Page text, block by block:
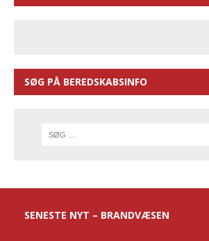
SØG PÅ BEREDSKABSINFO
SENESTE NYT – BRANDVÆSEN